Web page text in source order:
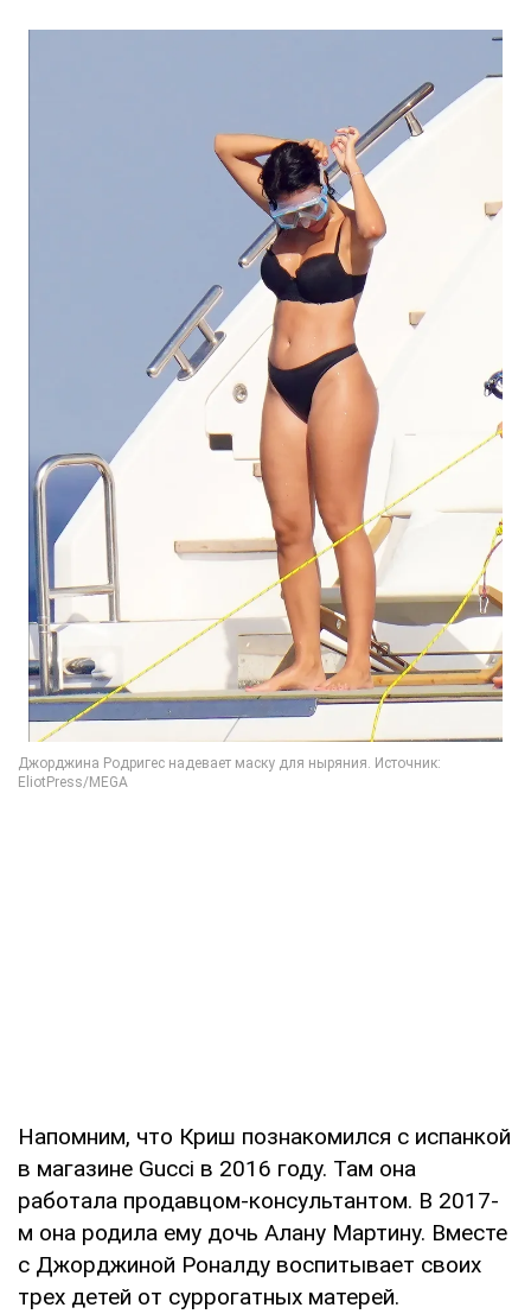
Напомним, что Криш познакомился с испанкой
в магазине Gucci в 2016 году. Там она
работала продавцом-консультантом. В 2017-
м она родила ему дочь Алану Мартину. Вместе
с Джорджиной Роналду воспитывает своих
трех детей от суррогатных матерей.